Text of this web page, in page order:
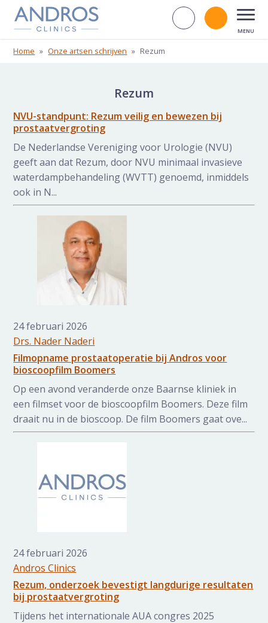
Navigatie overslaan
Zoek op
Bel
Home » Onze artsen schrijven » Rezum
Rezum
NVU-standpunt: Rezum veilig en bewezen bij
prostaatvergroting
De Nederlandse Vereniging voor Urologie (NVU)
geeft aan dat Rezum, door NVU minimaal invasieve
waterdampbehandeling (WVTT) genoemd, inmiddels
ook in N...
24 februari 2026
Drs. Nader Naderi
Filmopname prostaatoperatie bij Andros voor
bioscoopfilm Boomers
Op een avond veranderde onze Baarnse kliniek in
een filmset voor de bioscoopfilm Boomers. Deze film
draait nu in de bioscoop. De film Boomers gaat ove...
24 februari 2026
Andros Clinics
Rezum, onderzoek bevestigt langdurige resultaten
bij prostaatvergroting
Tijdens het internationale AUA congres 2025